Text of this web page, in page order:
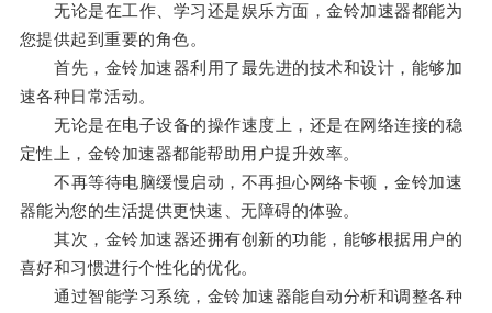
无论是在工作、学习还是娱乐方面，金铃加速器都能为
您提供起到重要的角色。
首先，金铃加速器利用了最先进的技术和设计，能够加
速各种日常活动。
无论是在电子设备的操作速度上，还是在网络连接的稳
定性上，金铃加速器都能帮助用户提升效率。
不再等待电脑缓慢启动，不再担心网络卡顿，金铃加速
器能为您的生活提供更快速、无障碍的体验。
其次，金铃加速器还拥有创新的功能，能够根据用户的
喜好和习惯进行个性化的优化。
通过智能学习系统，金铃加速器能自动分析和调整各种